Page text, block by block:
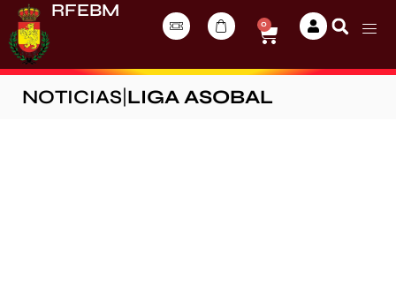
RFEBM
0
NOTICIAS LIGA ASOBAL